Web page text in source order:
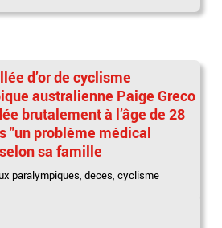
d’or de cyclisme
australienne Paige Greco
brutalement à l’âge de 28
"un problème médical
sa famille
paralympiques,deces,cyclisme